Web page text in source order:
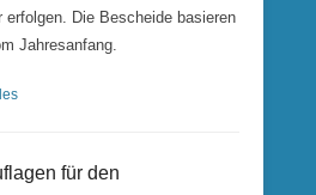
erfolgen. Die Bescheide basieren
Jahresanfang.
für den